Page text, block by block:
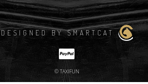
DESIGNED BY SMARTCAT
© TAXIFUN